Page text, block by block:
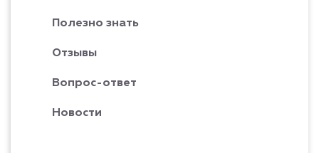
Полезно знать
Отзывы
Вопрос-ответ
Новости